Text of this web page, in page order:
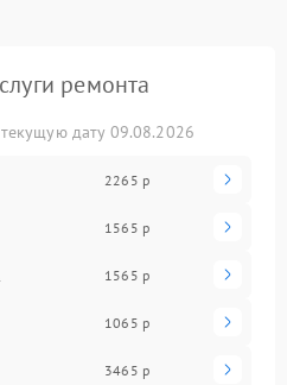
ремонта
дату 09.08.2026
2265 р
1565 р
1565 р
1065 р
3465 р